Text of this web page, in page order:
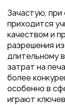
Зачастую, при
приходится
качеством и
разрешения
длительному
затрат на
более
особенно в
играют